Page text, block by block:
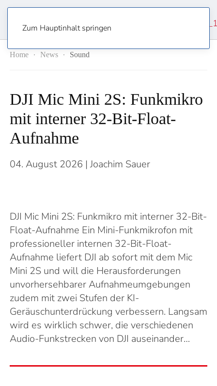
Zum Hauptinhalt springen
Home News Sound
DJI Mic Mini 2S: Funkmikro
mit interner 32-Bit-Float-
Aufnahme
04. August 2026 | Joachim Sauer
DJI Mic Mini 2S: Funkmikro mit interner 32-Bit-
Float-Aufnahme Ein Mini-Funkmikrofon mit
professioneller internen 32-Bit-Float-
Aufnahme liefert DJI ab sofort mit dem Mic
Mini 2S und will die Herausforderungen
unvorhersehbarer Aufnahmeumgebungen
zudem mit zwei Stufen der KI-
Geräuschunterdrückung verbessern. Langsam
wird es wirklich schwer, die verschiedenen
Audio-Funkstrecken von DJI auseinander…